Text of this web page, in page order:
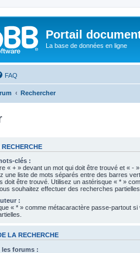
Portail
La base de données en ligne
FAQ
Rechercher
clés :
« + » devant un mot qui doit être trouvé et « -
une liste de mots séparés entre des barres
doit être trouvé. Utilisez un astérisque « * »
souhaitez effectuer des recherches partielles.
:
« * » comme métacaractère passe-partout
LA RECHERCHE
les forums :